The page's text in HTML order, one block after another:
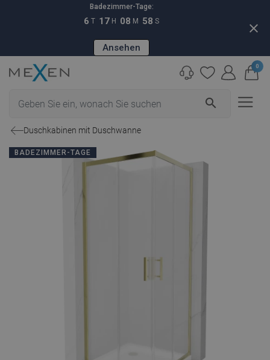
Badezimmer-Tage:
6 T 17 H 08 M 57 S
Ansehen
close
search
0
Duschkabinen mit Duschwanne
BADEZIMMER-TAGE